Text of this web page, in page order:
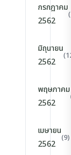
กรกฎาคม
2562
มิถุนายน
2562
พฤษภาคม
2562
เมษายน
2562
(9)